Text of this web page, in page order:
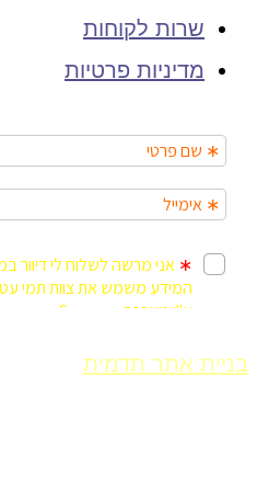
שרות לקוחות
מדיניות פרטיות
בניית אתר תדמית